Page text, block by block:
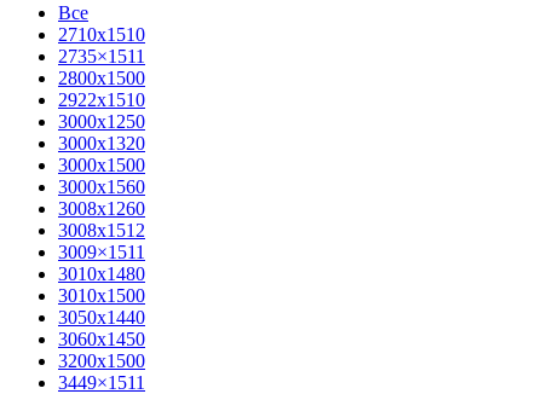
Все
2710х1510
2735×1511
2800х1500
2922х1510
3000х1250
3000х1320
3000х1500
3000х1560
3008х1260
3008х1512
3009×1511
3010х1480
3010х1500
3050х1440
3060х1450
3200х1500
3449×1511